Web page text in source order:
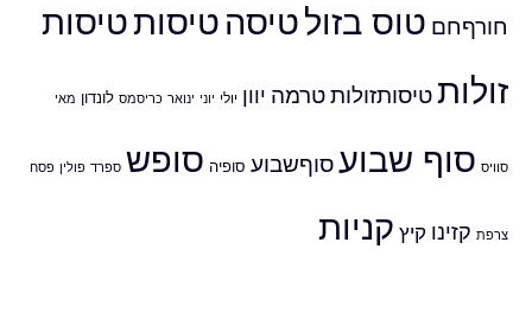
חורףחם טוס בזולטיסה טיסותטיסות
זולותטיסותזולותטרמה יוון יולי יוני ינואר כריסמס לונדון מאי
סוויס סוף שבועסוףשבוע סופיה סופש ספרד פולין פסח
צרפת קזינו קיץ קניות